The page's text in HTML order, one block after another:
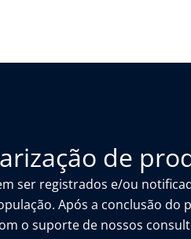
de
ser registrados e/ou
Após a conclusão do
o suporte de nossos